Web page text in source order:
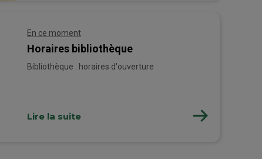
En ce moment
Horaires bibliothèque
Bibliothèque : horaires d'ouverture
Lire la suite